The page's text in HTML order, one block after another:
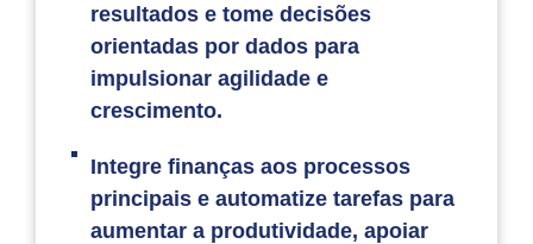
resultados e tome decisões
orientadas por dados para
impulsionar agilidade e
crescimento.
Integre finanças aos processos
principais e automatize tarefas para
aumentar a produtividade, apoiar